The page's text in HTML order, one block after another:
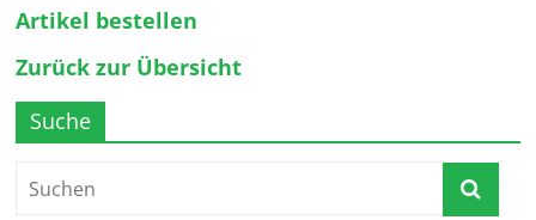
Artikel bestellen
Zurück zur Übersicht
Suche